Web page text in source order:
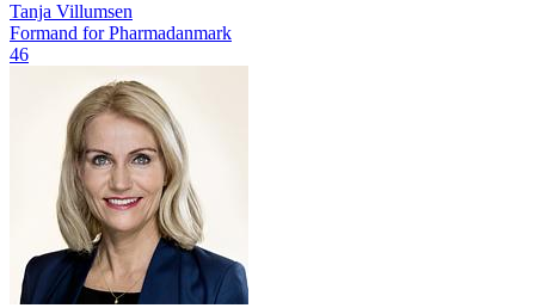
Tanja Villumsen
Formand for Pharmadanmark
46